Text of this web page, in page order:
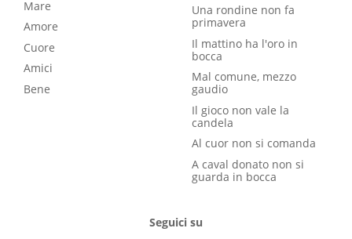
Mare
Amore
Cuore
Amici
Bene
Una rondine non fa
primavera
Il mattino ha l'oro in
bocca
Mal comune, mezzo
gaudio
Il gioco non vale la
candela
Al cuor non si comanda
A caval donato non si
guarda in bocca
Seguici su